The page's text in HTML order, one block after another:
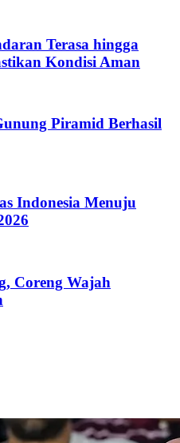
Terasa hingga
Kondisi Aman
Piramid Berhasil
Indonesia Menuju
Coreng Wajah